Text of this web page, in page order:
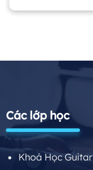
Các lớp học
Khoá Học Guitar